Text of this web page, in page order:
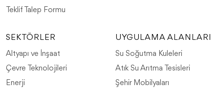
Teklif Talep Formu
SEKTÖRLER
​Altyapı ve İnşaat
​Çevre Teknolojileri
​Enerji
UYGULAMA ALANLARI
​Su Soğutma Kuleleri
Atık Su Arıtma Tesisleri
​Şehir Mobilyaları